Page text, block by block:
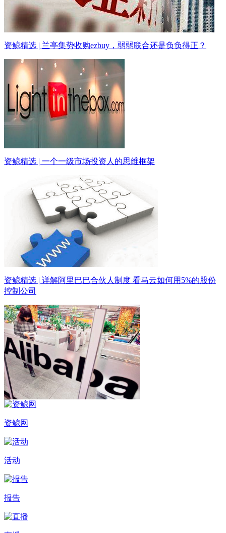
资鲸精选 | 兰亭集势收购ezbuy，弱弱联合还是负负得正？
资鲸精选 | 一个一级市场投资人的思维框架
资鲸精选 | 详解阿里巴巴合伙人制度 看马云如何用5%的股份
控制公司
资鲸网
活动
报告